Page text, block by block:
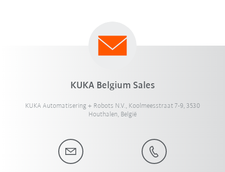
KUKA Belgium Sales
KUKA Automatisering + Robots N.V., Koolmeesstraat 7-9, 3530
Houthalen, België